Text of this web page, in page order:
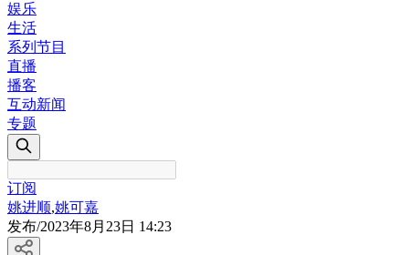
娱乐
生活
系列节目
直播
播客
互动新闻
专题
订阅
姚进顺,姚可嘉
发布/2023年8月23日 14:23